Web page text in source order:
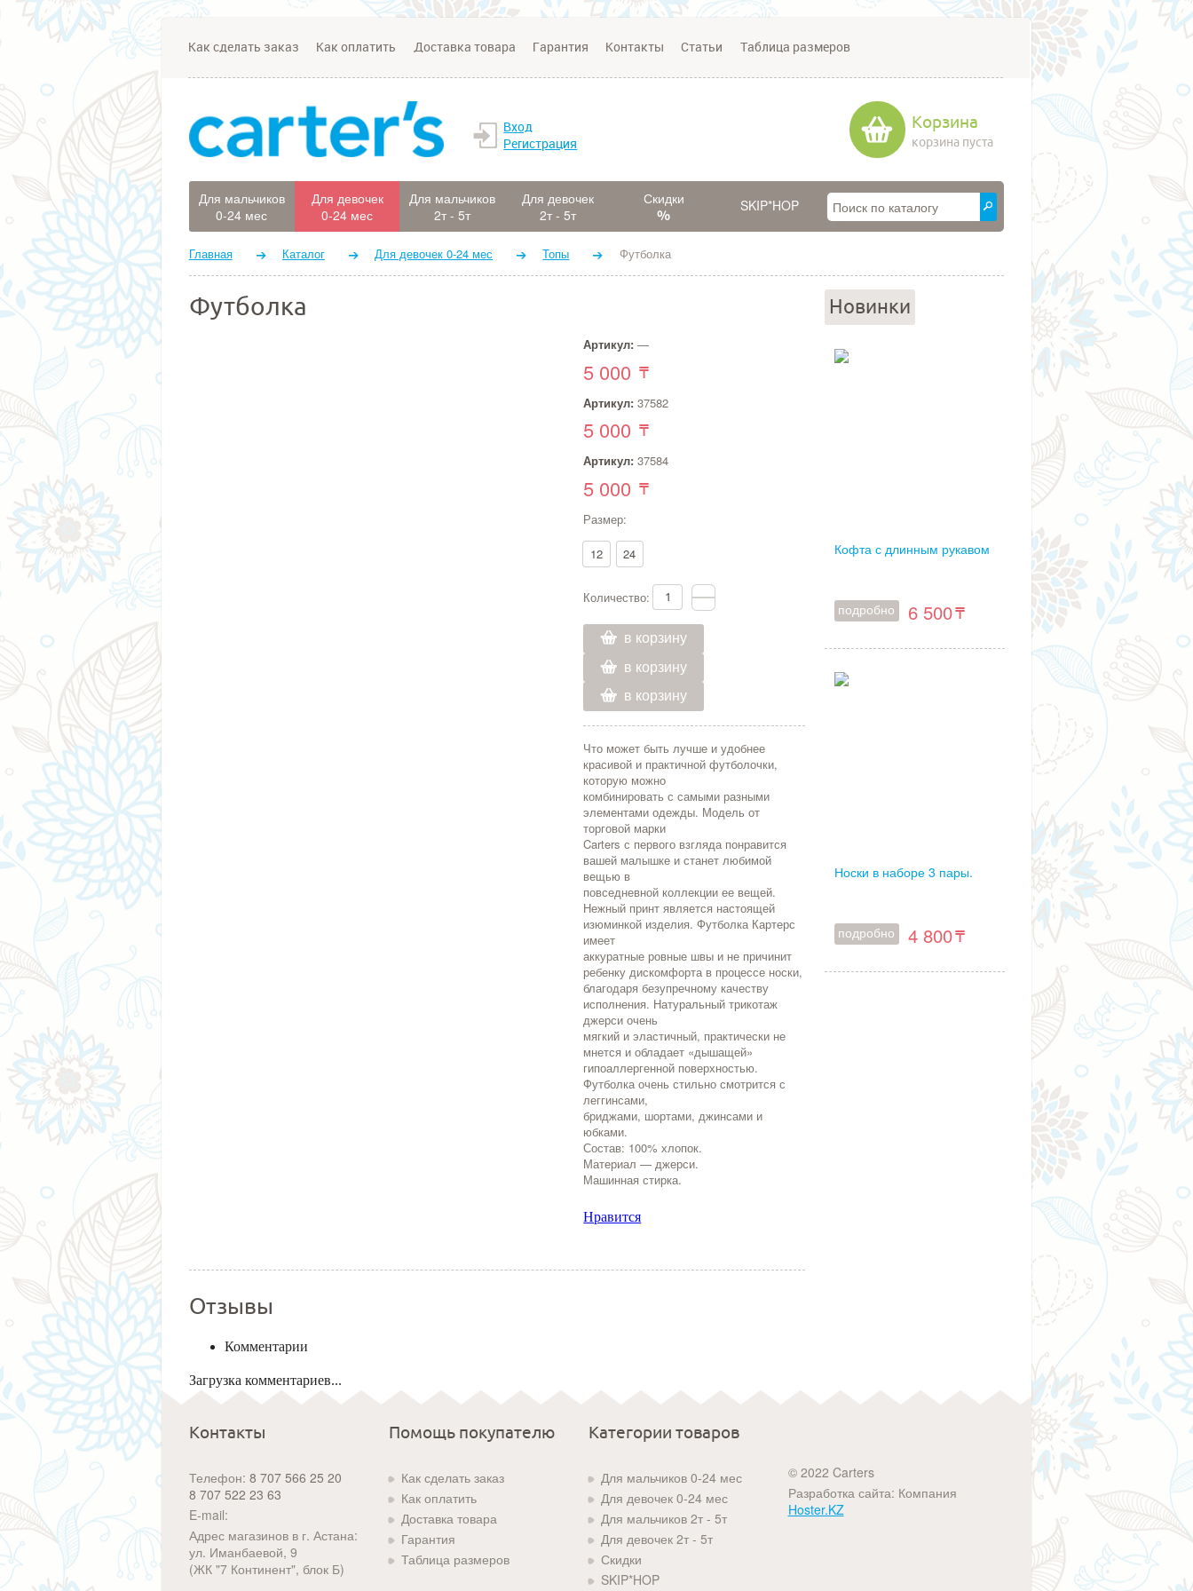
Как сделать заказ Как оплатить Доставка товара Гарантия Контакты Статьи Таблица размеров
Вход
Регистрация
Корзина
корзина пуста
Для мальчиков
0-24 мес
Для девочек
0-24 мес
Для мальчиков
2т - 5т
Для девочек
2т - 5т
Скидки SKIP*HOP
Главная Каталог Для девочек 0-24 мес Топы Футболка
Футболка
Артикул: —
5 000
Артикул: 37582
5 000
Артикул: 37584
5 000
Размер:
12 24
Количество:
в корзину
в корзину
в корзину
Что может быть лучше и удобнее
красивой и практичной футболочки,
которую можно
комбинировать с самыми разными
элементами одежды. Модель от
торговой марки
Carters с первого взгляда понравится
вашей малышке и станет любимой
вещью в
повседневной коллекции ее вещей.
Нежный принт является настоящей
изюминкой изделия. Футболка Картерс
имеет
аккуратные ровные швы и не причинит
ребенку дискомфорта в процессе носки,
благодаря безупречному качеству
исполнения. Натуральный трикотаж
джерси очень
мягкий и эластичный, практически не
мнется и обладает «дышащей»
гипоаллергенной поверхностью.
Футболка очень стильно смотрится с
леггинсами,
бриджами, шортами, джинсами и
юбками.
Состав: 100% хлопок.
Материал — джерси.
Машинная стирка.
Нравится
Отзывы
Комментарии
Загрузка комментариев...
Новинки
Кофта с длинным рукавом
подробно 6 500
Носки в наборе 3 пары.
подробно 4 800
Контакты
Телефон: 8 707 566 25 20
8 707 522 23 63
E-mail:
Адрес магазинов в г. Астана:
ул. Иманбаевой, 9
(ЖК "7 Континент", блок Б)
Помощь покупателю
Как сделать заказ
Как оплатить
Доставка товара
Гарантия
Таблица размеров
Категории товаров
Для мальчиков 0-24 мес
Для девочек 0-24 мес
Для мальчиков 2т - 5т
Для девочек 2т - 5т
Скидки
SKIP*HOP
© 2022 Carters
Разработка сайта: Компания
Hoster.KZ